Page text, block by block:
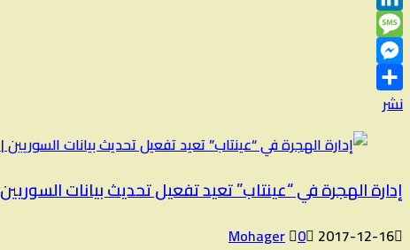
LinkedIn
Message
Messenger
نشر
إدارة الهجرة في “عينتاب” تعيد تفعيل تحديث بيانات السوريين
2017-12-16
Mohager 0